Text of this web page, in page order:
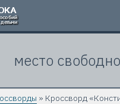
Кроссворды
Презентации
место
» Кроссворд